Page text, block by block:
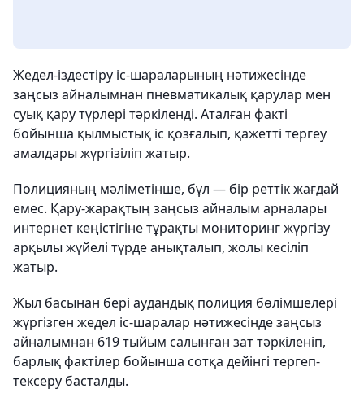
Жедел-іздестіру іс-шараларының нәтижесінде
заңсыз айналымнан пневматикалық қарулар мен
суық қару түрлері тәркіленді. Аталған факті
бойынша қылмыстық іс қозғалып, қажетті тергеу
амалдары жүргізіліп жатыр.
Полицияның мәліметінше, бұл — бір реттік жағдай
емес. Қару-жарақтың заңсыз айналым арналары
интернет кеңістігіне тұрақты мониторинг жүргізу
арқылы жүйелі түрде анықталып, жолы кесіліп
жатыр.
Жыл басынан бері аудандық полиция бөлімшелері
жүргізген жедел іс-шаралар нәтижесінде заңсыз
айналымнан 619 тыйым салынған зат тәркіленіп,
барлық фактілер бойынша сотқа дейінгі тергеп-
тексеру басталды.